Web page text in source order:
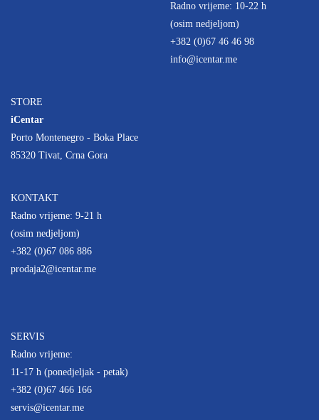
Radno vrijeme: 10-22 h
(osim nedjeljom)
+382 (0)67 46 46 98
info@icentar.me
STORE
iCentar
Porto Montenegro - Boka Place
85320 Tivat, Crna Gora
KONTAKT
Radno vrijeme: 9-21 h
(osim nedjeljom)
+382 (0)67 086 886
prodaja2@icentar.me
SERVIS
Radno vrijeme:
11-17 h (ponedjeljak - petak)
+382 (0)67 466 166
servis@icentar.me